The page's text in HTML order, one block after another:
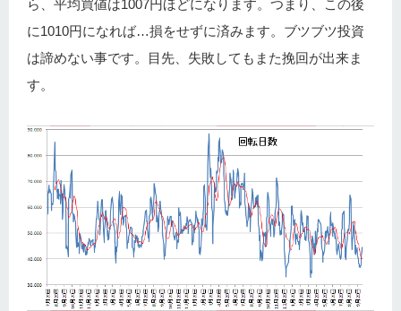
ら、平均買値は1007円ほどになります。つまり、この後
に1010円になれば…損をせずに済みます。ブツブツ投資
は諦めない事です。目先、失敗してもまた挽回が出来ま
す。